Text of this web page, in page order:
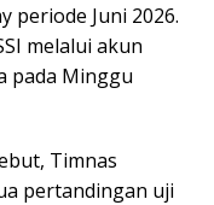
periode Juni 2026.
melalui akun
pada Minggu
Timnas
pertandingan uji